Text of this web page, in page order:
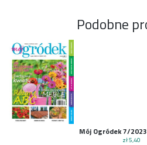
Podobne
Mój Ogródek 7/
zł5,40